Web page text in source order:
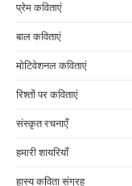
प्रेम कविताएं
बाल कविताएं
मोटिवेशनल कविताएं
रिश्तों पर कविताएं
संस्कृत रचनाएँ
हमारी शायरियाँ
हास्य कविता संग्रह